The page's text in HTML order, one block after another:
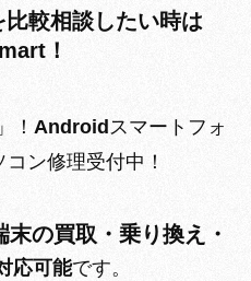
較相談したい時は
！
」！ Android スマートフォ
ン修理受付中！
の買取・乗り換え・
応可能です。